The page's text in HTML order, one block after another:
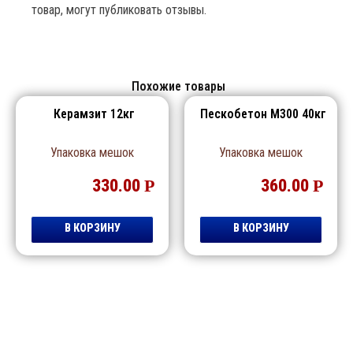
Похожие товары
Керамзит 12кг
Упаковка мешок
330.00 Р
В КОРЗИНУ
Пескобетон М300 40кг
Упаковка мешок
360.00 Р
В КОРЗИНУ
товар, могут публиковать отзывы.